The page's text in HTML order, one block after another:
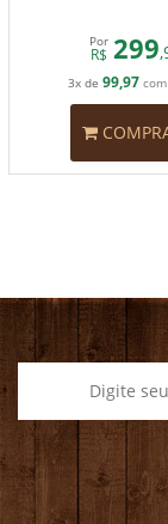
Por
R$ 299
3x de 99,97